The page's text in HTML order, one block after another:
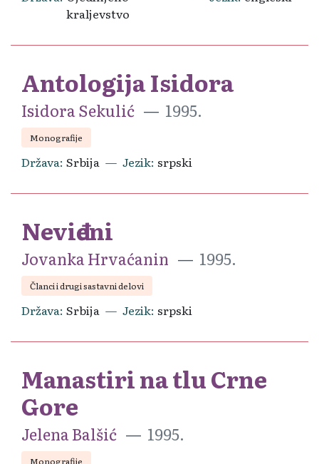
kraljevstvo
Antologija Isidora
Isidora Sekulić 1995.
Monografije
Država Srbija Jezik srpski
Neviđeni
Jovanka Hrvaćanin 1995.
Članci i drugi sastavni delovi
Država Srbija Jezik srpski
Manastiri na tlu Crne
Gore
Jelena Balšić 1995.
Monografije